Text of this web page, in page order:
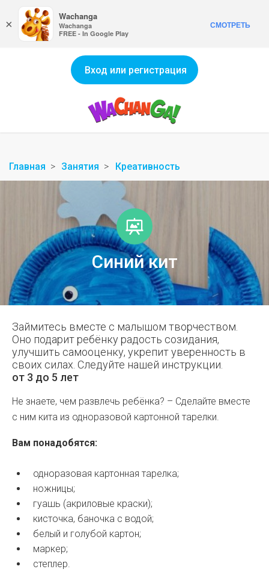
Вход или регистрация
Главная Занятия Креативность
Синий кит
Займитесь вместе с малышом творчеством.
Оно подарит ребёнку радость созидания,
улучшить самооценку, укрепит уверенность в
своих силах. Следуйте нашей инструкции.
от 3 до 5 лет
Не знаете, чем развлечь ребёнка? – Сделайте вместе
с ним кита из одноразовой картонной тарелки.
Вам понадобятся:
одноразовая картонная тарелка;
ножницы;
гуашь (акриловые краски);
кисточка, баночка с водой;
белый и голубой картон;
маркер;
степлер.
×
Wachanga
Wachanga
FREE - In Google Play
СМОТРЕТЬ